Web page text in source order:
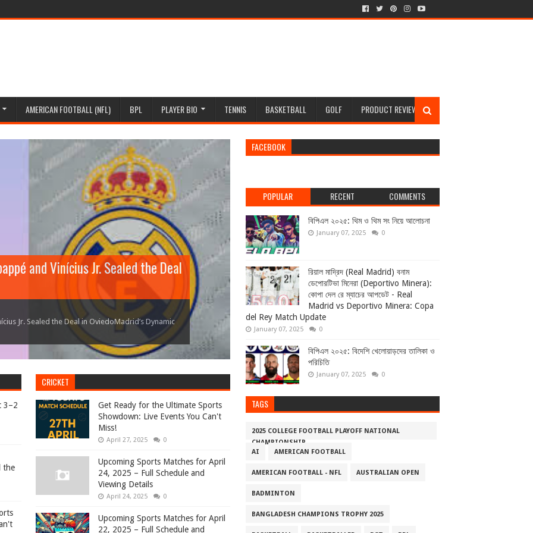
AMERICAN FOOTBALL (NFL) BPL PLAYER BIO TENNIS BASKETBALL GOLF PRODUCT REVIEW
EFL Cup Thriller
Ham in EFL Cup Drama!Match Summary In a thrilling
and Vinícius Jr. Sealed the Deal
Jr. Sealed the Deal in OviedoMadrid’s Dynamic
Showdown: Live Events You Can't
latest action? Whether you're into cricket, football,
Real Madrid in Copa del Rey
April 26, 2025, Barcelona triumphed over Real
24, 2025 – Full Schedule and
sports action across the globe. Whether
3–2
the
CRICKET
Get Ready for the Ultimate Sports
Showdown: Live Events You Can't
Miss!
April 27, 2025 0
Upcoming Sports Matches for April
24, 2025 – Full Schedule and
Viewing Details
April 24, 2025 0
Upcoming Sports Matches for April
22, 2025 – Full Schedule and
FACEBOOK
POPULAR RECENT COMMENTS
বিপিএল ২০২৫: থিম ও থিম সং নিয়ে আলোচনা
January 07, 2025 0
রিয়াল মাদ্রিদ (Real Madrid) বনাম
ডেপোরটিভা মিনেরা (Deportivo Minera):
কোপা দেল রে ম্যাচের আপডেট - Real
Madrid vs Deportivo Minera: Copa
del Rey Match Update
January 07, 2025 0
বিপিএল ২০২৫: বিদেশি খেলোয়াড়দের তালিকা ও
পরিচিতি
January 07, 2025 0
TAGS
2025 COLLEGE FOOTBALL PLAYOFF NATIONAL
CHAMPIONSHIP
AI
AMERICAN FOOTBALL
AMERICAN FOOTBALL - NFL AUSTRALIAN OPEN
BADMINTON
BANGLADESH CHAMPIONS TROPHY 2025